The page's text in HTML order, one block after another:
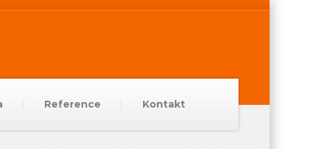
Reference Kontakt